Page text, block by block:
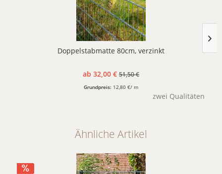
Doppelstabmatte 80cm, verzinkt
ab 32,00 € 51,50 €
Grundpreis: 12,80 €/ m
zwei Qualitäten
Ähnliche Artikel